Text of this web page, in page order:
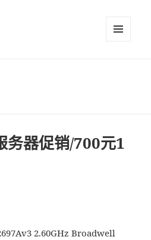
器促销/700元1
2.60GHz Broadwell